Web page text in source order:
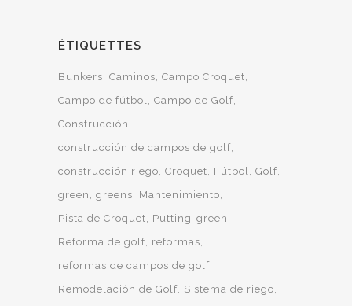
ÉTIQUETTES
Bunkers Caminos Campo Croquet
Campo de fútbol Campo de Golf
Construcción
construcción de campos de golf
construcción riego Croquet Fútbol Golf
green
greens
Mantenimiento
Pista de Croquet
Putting-green
Reforma de golf reformas
reformas de campos de golf
Remodelación de Golf. Sistema de riego